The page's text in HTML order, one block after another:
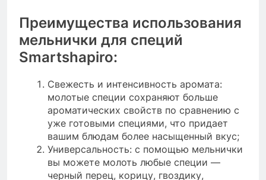
Преимущества использования
мельнички для специй
Smartshapiro:
Свежесть и интенсивность аромата:
молотые специи сохраняют больше
ароматических свойств по сравнению с
уже готовыми специями, что придает
вашим блюдам более насыщенный вкус;
Универсальность: с помощью мельнички
вы можете молоть любые специи —
черный перец, корицу, гвоздику,